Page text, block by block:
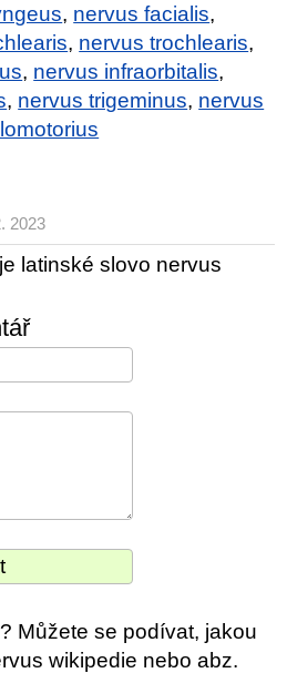
, nervus facialis,
, nervus trochlearis,
, nervus infraorbitalis,
, nervus trigeminus, nervus
2023
latinské slovo nervus
Můžete se podívat, jakou
wikipedie nebo abz.